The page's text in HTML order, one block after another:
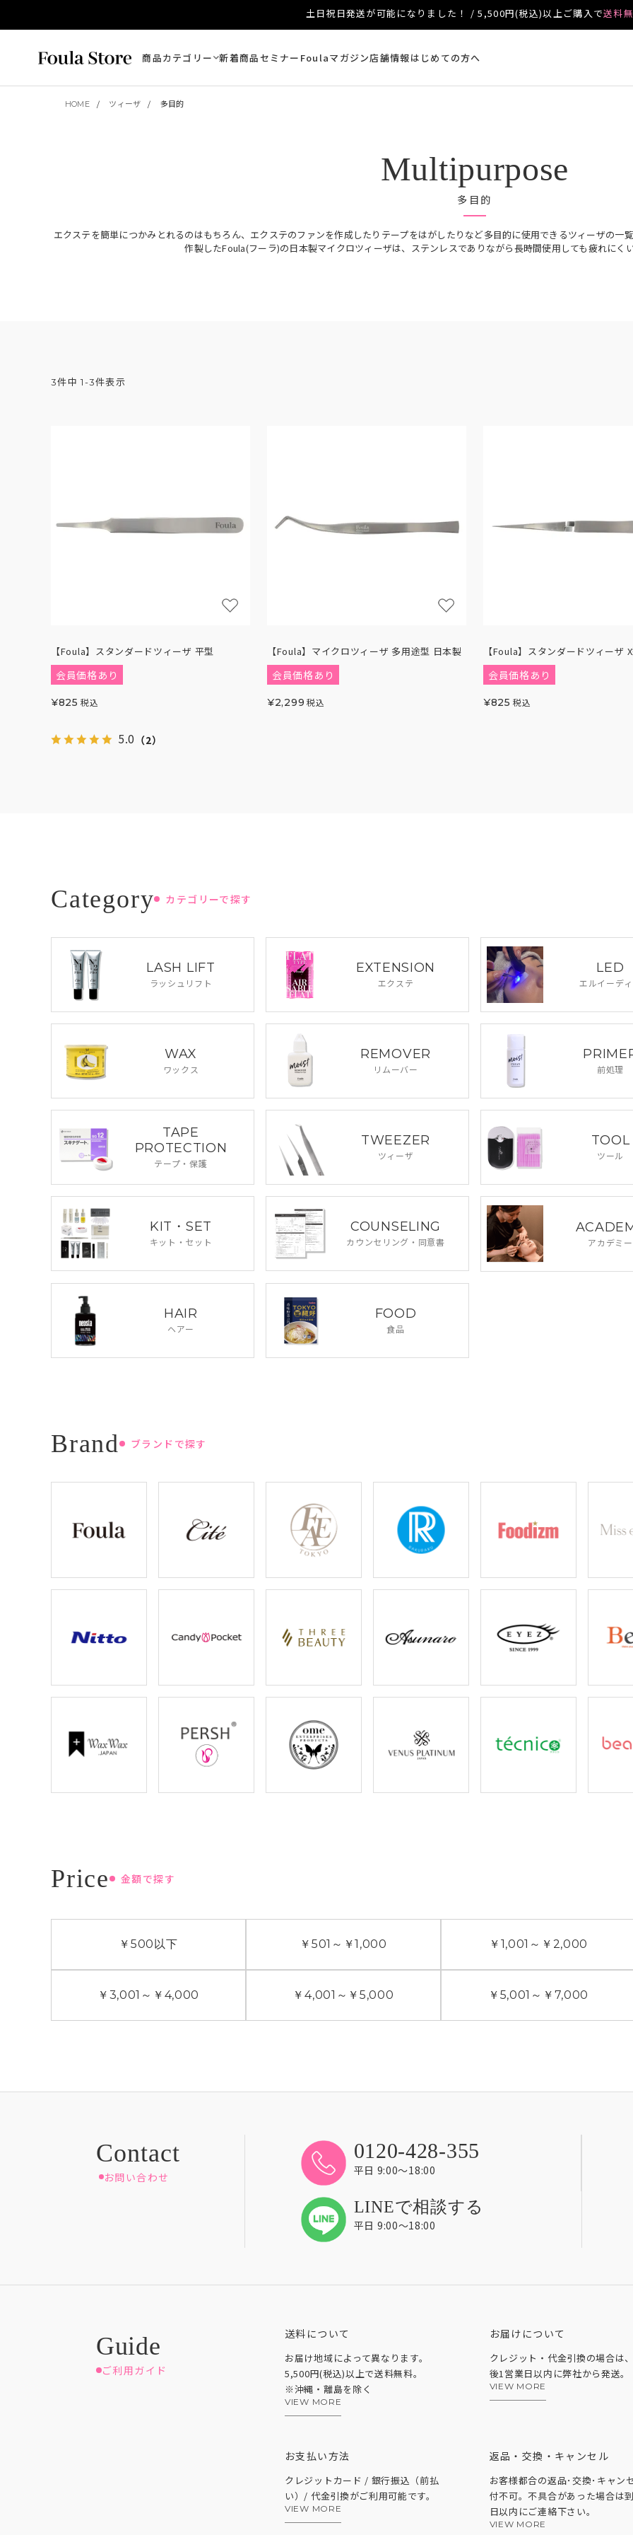
土日祝日発送が可能になりました！ / 5,500円(税込)以上ご購入で送料
商品カテゴリー 新着商品セミナー Foulaマガジン店舗情報はじめての方へ
HOME ツィーザ 多目的
Multipurpose
多目的
エクステを簡単につかみとれるのはもちろん、エクステのファンを作成したりテープをはがしたりなど多目的に使用できるツィーザの一
作製したFoula(フーラ)の日本製マイクロツィーザは、ステンレスでありながら長時間使用しても疲れにく
3件中 1-3件表示
【Foula】スタンダードツィーザ 平型
会員価格あり
¥825 税込
5.0 （2）
【Foula】マイクロツィーザ 多用途型 日本製
会員価格あり
¥2,299 税込
【Foula】スタンダードツィーザ
会員価格あり
¥825 税込
カテゴリーで探す
LASH LIFT
ラッシュリフト
EXTENSION
エクステ
LED
エルイーデ
WAX
ワックス
REMOVER
リムーバー 前処理
TAPE
PROTECTION
テープ・保護
TWEEZER
ツィーザ
TOOL
ツール
KIT・SET
キット・セット
COUNSELING
カウンセリング・ 同意書 アカデミー
HAIR
ヘアー
FOOD
食品
ブランドで探す
金額で探す
￥500以下 ￥501 ～ ￥1,000 ￥1,001 ～ ￥2,000
￥3,001 ～ ￥4,000 ￥4,001 ～ ￥5,000 ￥5,001 ～ ￥7,000
お問い合わせ
0120-428-355
平日 9:00〜18:00
LINEで相談する
平日 9:00〜18:00
ご利用ガイド
送料について
お届け地域によって異なります。
5,500円(税込)以上で送料無料。
※沖縄・離島を除く
VIEW MORE
お届けについて
クレジット・代金引換の場合は
後1営業日以内に弊社から発送。
VIEW MORE
お支払い方法
クレジットカード / 銀行振込（前払
い）/ 代金引換がご利用可能です。
VIEW MORE
返品・交換・キャンセル
お客様都合の返品･交換･キャン
付不可。不具合があった場合は
日以内にご連絡下さい。
VIEW MORE